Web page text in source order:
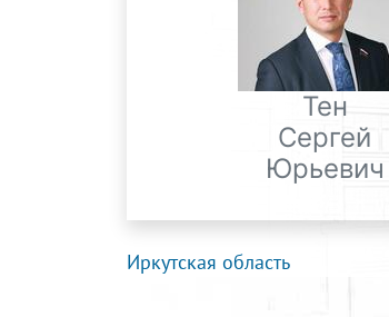
Тен
Сергей
Юрьевич
Иркутская область